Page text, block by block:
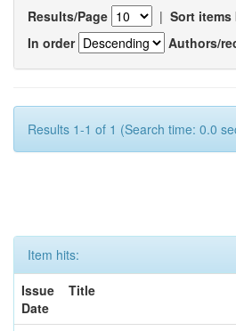
Results/Page | Sort items
In order
Authors/
Results 1-1 of 1 (Search time: 0.0
Item hits:
Issue
Date
Title